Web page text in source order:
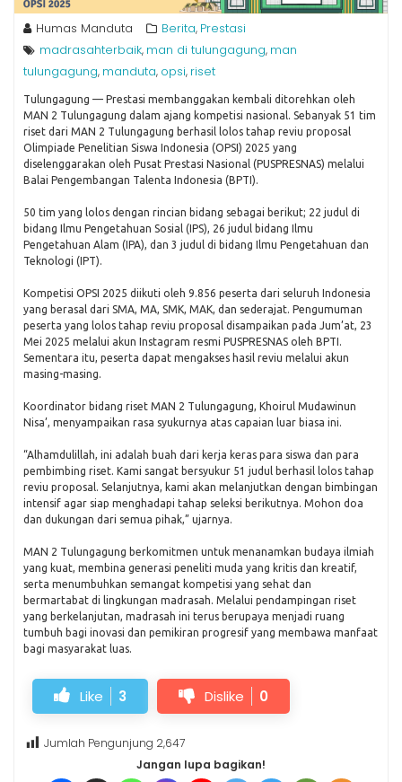
Humas Manduta Berita, Prestasi
madrasahterbaik, man di tulungagung, man
tulungagung, manduta, opsi, riset
Tulungagung — Prestasi membanggakan kembali ditorehkan oleh
MAN 2 Tulungagung dalam ajang kompetisi nasional. Sebanyak 51 tim
riset dari MAN 2 Tulungagung berhasil lolos tahap reviu proposal
Olimpiade Penelitian Siswa Indonesia (OPSI) 2025 yang
diselenggarakan oleh Pusat Prestasi Nasional (PUSPRESNAS) melalui
Balai Pengembangan Talenta Indonesia (BPTI).
50 tim yang lolos dengan rincian bidang sebagai berikut; 22 judul di
bidang Ilmu Pengetahuan Sosial (IPS), 26 judul bidang Ilmu
Pengetahuan Alam (IPA), dan 3 judul di bidang Ilmu Pengetahuan dan
Teknologi (IPT).
Kompetisi OPSI 2025 diikuti oleh 9.856 peserta dari seluruh Indonesia
yang berasal dari SMA, MA, SMK, MAK, dan sederajat. Pengumuman
peserta yang lolos tahap reviu proposal disampaikan pada Jum’at, 23
Mei 2025 melalui akun Instagram resmi PUSPRESNAS oleh BPTI.
Sementara itu, peserta dapat mengakses hasil reviu melalui akun
masing-masing.
Koordinator bidang riset MAN 2 Tulungagung, Khoirul Mudawinun
Nisa’, menyampaikan rasa syukurnya atas capaian luar biasa ini.
“Alhamdulillah, ini adalah buah dari kerja keras para siswa dan para
pembimbing riset. Kami sangat bersyukur 51 judul berhasil lolos tahap
reviu proposal. Selanjutnya, kami akan melanjutkan dengan bimbingan
intensif agar siap menghadapi tahap seleksi berikutnya. Mohon doa
dan dukungan dari semua pihak,” ujarnya.
MAN 2 Tulungagung berkomitmen untuk menanamkan budaya ilmiah
yang kuat, membina generasi peneliti muda yang kritis dan kreatif,
serta menumbuhkan semangat kompetisi yang sehat dan
bermartabat di lingkungan madrasah. Melalui pendampingan riset
yang berkelanjutan, madrasah ini terus berupaya menjadi ruang
tumbuh bagi inovasi dan pemikiran progresif yang membawa manfaat
bagi masyarakat luas.
Like 3 Dislike 0
Jumlah Pengunjung 2,647
Jangan lupa bagikan!